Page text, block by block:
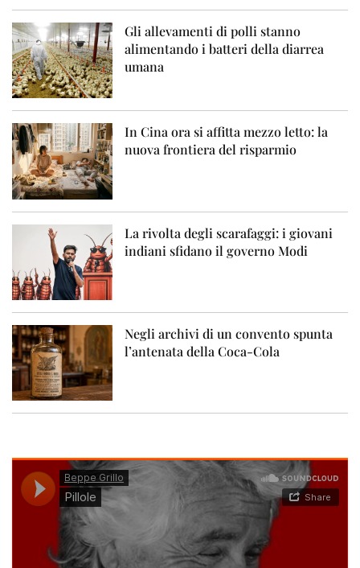
Gli allevamenti di polli stanno
alimentando i batteri della diarrea
umana
In Cina ora si affitta mezzo letto: la
nuova frontiera del risparmio
La rivolta degli scarafaggi: i giovani
indiani sfidano il governo Modi
Negli archivi di un convento spunta
l’antenata della Coca-Cola